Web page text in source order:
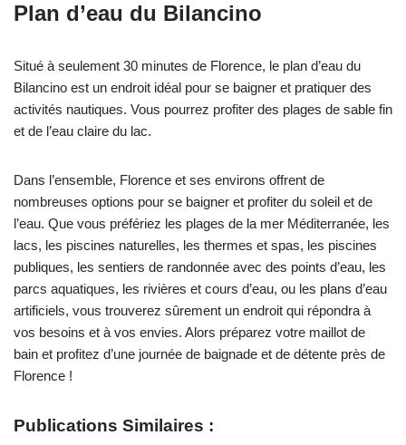
Plan d’eau du Bilancino
Situé à seulement 30 minutes de Florence, le plan d’eau du
Bilancino est un endroit idéal pour se baigner et pratiquer des
activités nautiques. Vous pourrez profiter des plages de sable fin
et de l’eau claire du lac.
Dans l’ensemble, Florence et ses environs offrent de
nombreuses options pour se baigner et profiter du soleil et de
l’eau. Que vous préfériez les plages de la mer Méditerranée, les
lacs, les piscines naturelles, les thermes et spas, les piscines
publiques, les sentiers de randonnée avec des points d’eau, les
parcs aquatiques, les rivières et cours d’eau, ou les plans d’eau
artificiels, vous trouverez sûrement un endroit qui répondra à
vos besoins et à vos envies. Alors préparez votre maillot de
bain et profitez d’une journée de baignade et de détente près de
Florence !
Publications Similaires :